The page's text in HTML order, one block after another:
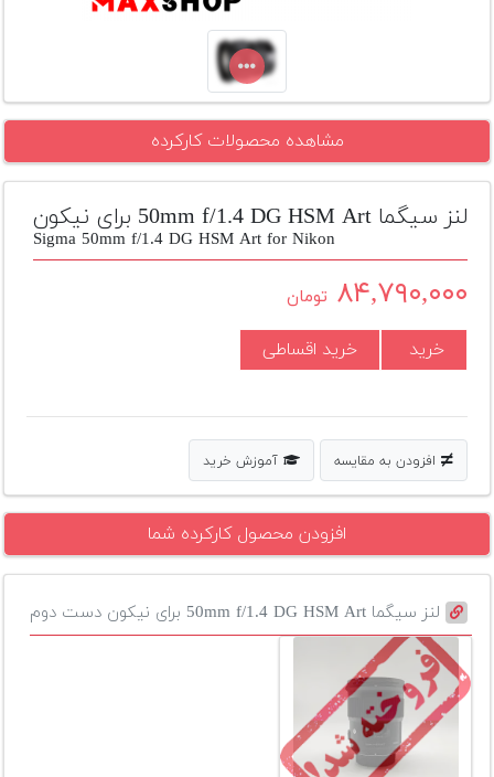
محصول
دست
دوم
دوربین
مشاهده محصولات کارکرده
لنز سیگما 50mm f/1.4 DG HSM Art برای نیکون
Sigma 50mm f/1.4 DG HSM Art for Nikon
۸۴,۷۹۰,۰۰۰ تومان
خرید خرید اقساطی
افزودن به مقایسه آموزش خرید
افزودن محصول کارکرده شما
لنز سیگما 50mm f/1.4 DG HSM Art برای نیکون دست دوم